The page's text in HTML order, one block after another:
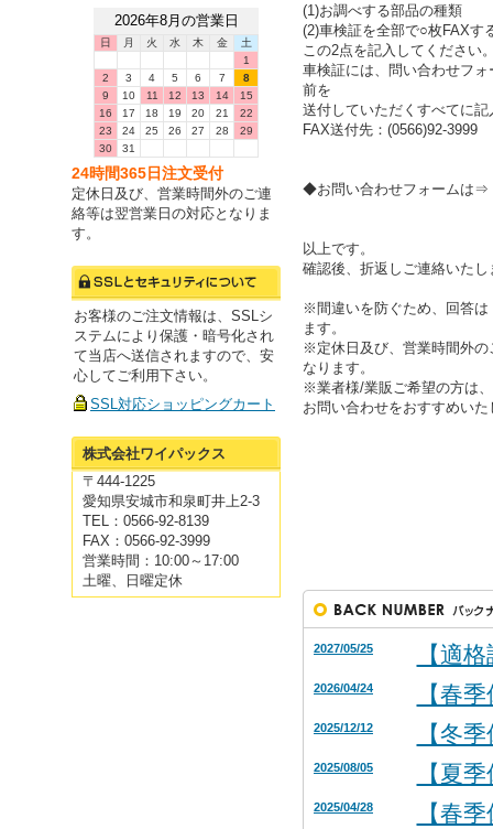
(1)お調べする部品の種類
(2)車検証を全部で○枚FAXす
この2点を記入してください
車検証には、問い合わせフ
前を
送付していただくすべてに
FAX送付先：(0566)92-3999
◆お問い合わせフォームは⇒
以上です。
確認後、折返しご連絡いたし
※間違いを防ぐため、回答
ます。
※定休日及び、営業時間外
なります。
※業者様/業販ご希望の方は
お問い合わせをおすすめいた
2027/05/25 【適
2026/04/24 【春
2025/12/12 【冬
2025/08/05 【夏
2025/04/28 【春
2026年8月の営業日
日 月 火 水 木 金
土
1
2
3 4 5 6 7
8
9
10 11 12 13 14
15
16
17 18 19 20 21
22
23
24 25 26 27 28
29
30
31
24時間365日注文受付
定休日及び、営業時間外のご連
絡等は翌営業日の対応となりま
す。
お客様のご注文情報は、SSLシ
ステムにより保護・暗号化され
て当店へ送信されますので、安
心してご利用下さい。
SSL対応ショッピングカート
株式会社ワイパックス
〒444-1225
愛知県安城市和泉町井上2-3
TEL：0566-92-8139
FAX：0566-92-3999
営業時間：10:00～17:00
土曜、日曜定休